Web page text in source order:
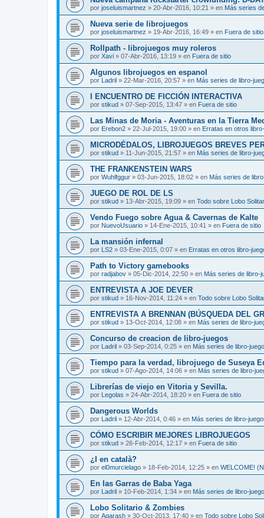
por joseluismartnez » 20-Abr-2016, 10:21 » en Más series
Nueva serie de librojuegos
por joseluismartnez » 19-Abr-2016, 16:49 » en Fuera de sitio
Rollpath - librojuegos muy roleros
por Xavi » 07-Abr-2016, 13:19 » en Fuera de sitio
Algunos librojuegos en espanol
por Ladril » 22-Mar-2016, 20:57 » en Más series de libro-
I ENCUENTRO DE FICCIÓN INTERACTIVA
por stikud » 07-Sep-2015, 13:47 » en Fuera de sitio
Las Minas de Moria - Aventuras en la Tierra
por Erebon2 » 22-Jul-2015, 19:00 » en Erratas en otros
MICRODÉDALOS, LIBROJUEGOS BREVES
por stikud » 11-Jun-2015, 21:57 » en Más series de libro-
THE FRANKENSTEIN WARS
por Wuhlfggur » 03-Jun-2015, 18:02 » en Más series de
JUEGO DE ROL DE LS
por stikud » 13-Abr-2015, 19:09 » en Todo sobre Lobo
Vendo Fuego sobre Agua & Cavernas de Kalte
por NuevoUsuario » 14-Ene-2015, 10:41 » en Fuera de sitio
La mansión infernal
por LS2 » 03-Ene-2015, 0:07 » en Erratas en otros libro-
Path to Victory gamebooks
por radjabov » 05-Dic-2014, 22:50 » en Más series de libro-
ENTREVISTA A JOE DEVER
por stikud » 16-Nov-2014, 11:24 » en Todo sobre Lobo
ENTREVISTA A BRENNAN (BÚSQUEDA DEL
por stikud » 13-Oct-2014, 12:08 » en Más series de libro-
Concurso de creacion de libro-juegos
por Ladril » 03-Sep-2014, 0:25 » en Más series de libro-
Tiempo para la verdad, librojuego de Suseya
por stikud » 07-Ago-2014, 14:06 » en Más series de libro-
Librerías de viejo en Vitoria y Sevilla.
por Legolas » 24-Abr-2014, 18:20 » en Fuera de sitio
Dangerous Worlds
por Ladril » 12-Abr-2014, 0:46 » en Más series de libro-
CÓMO ESCRIBIR MEJORES LIBROJUEGOS
por stikud » 26-Feb-2014, 12:17 » en Fuera de sitio
¿I en català?
por el0murcielago » 18-Feb-2014, 12:25 » en WELCOME!
En las Garras de Baba Yaga
por Ladril » 10-Feb-2014, 1:34 » en Más series de libro-
Lobo Solitario & Zombies
por Agarash » 30-Oct-2013, 17:40 » en Todo sobre Lobo